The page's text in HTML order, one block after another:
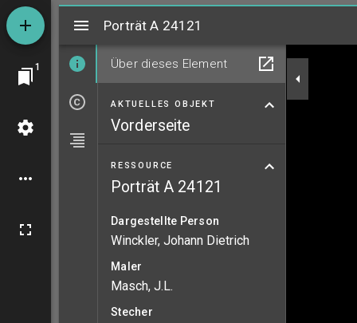
1
MiradorPorträt A 24121
Über dieses Element
AKTUELLES OBJEKT
Vorderseite
RESSOURCE
Porträt A 24121
Dargestellte Person
Winckler, Johann Dietrich
Maler
Masch, J.L.
Stecher
Porträt A 24121